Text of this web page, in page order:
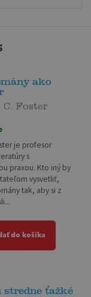
ako
C. Foster
je profesor
s
praxou. Kto iný by
vysvetliť,
tak, aby si z
do košíka
stredne ťažké